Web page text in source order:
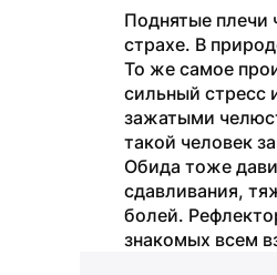
Поднятые плечи
страхе. В
То же самое
сильный стресс
зажатыми
такой человек
Обида тоже
сдавливания,
болей.
знакомых всем